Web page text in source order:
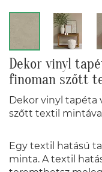
Dekor vinyl
finoman szőtt
Dekor vinyl tapéta
szőtt textil mintával
Egy textil hatású
minta. A textil